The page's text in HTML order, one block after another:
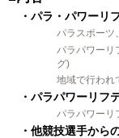
・パラ・パワーリ
パラスポーツ
パラパワーリ
グ)
地域で行われ
・パラパワーリフ
パラパワーリ
・他競技選手から